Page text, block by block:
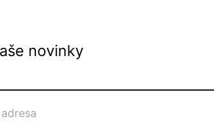
novinky